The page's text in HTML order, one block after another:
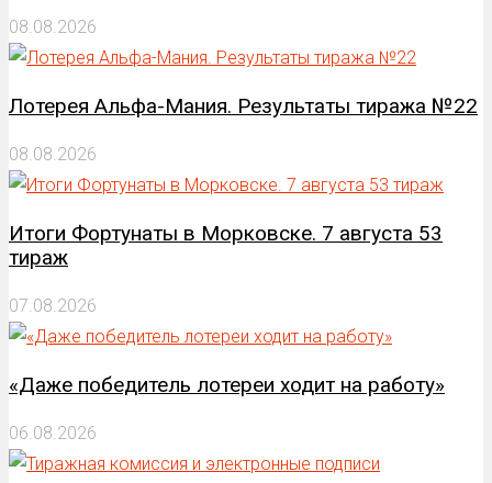
08.08.2026
Лотерея Альфа-Мания. Результаты тиража №22
08.08.2026
Итоги Фортунаты в Морковске. 7 августа 53
тираж
07.08.2026
«Даже победитель лотереи ходит на работу»
06.08.2026